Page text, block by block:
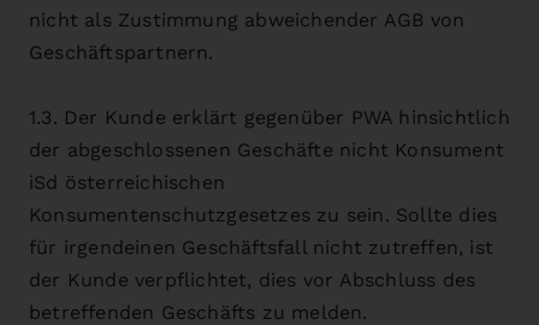
nicht als Zustimmung abweichender AGB von
Geschäftspartnern.
1.3. Der Kunde erklärt gegenüber PWA hinsichtlich
der abgeschlossenen Geschäfte nicht Konsument
iSd österreichischen
Konsumentenschutzgesetzes zu sein. Sollte dies
für irgendeinen Geschäftsfall nicht zutreffen, ist
der Kunde verpflichtet, dies vor Abschluss des
betreffenden Geschäfts zu melden.